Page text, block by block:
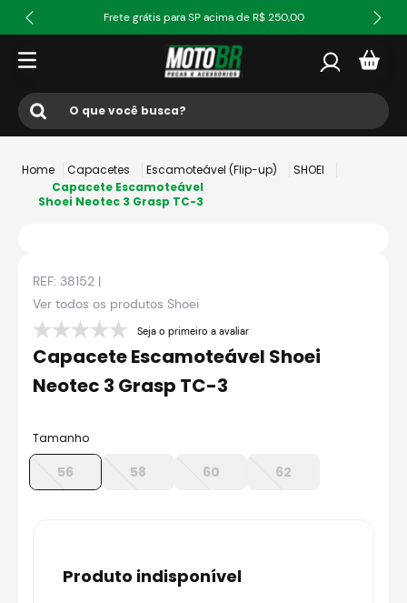
Frete grátis para SP acima de R$ 250,00
O que você busca?
ls2
4º fw3
5 º capacete ls2
7 º bau
9º capacete aberto
race tech
Capacetes Escamoteável (Flip-up)
SHOEI
Capacete Escamoteável
Shoei Neotec 3 Grasp TC-3
REF: 38152 |
Ver todos os produtos Shoei
Seja o primeiro a avaliar
Capacete Escamoteável Shoei
Neotec 3 Grasp TC-3
Tamanho
56 58 60 62
produto indisponível